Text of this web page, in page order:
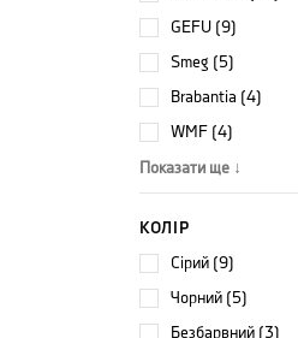
GEFU (9)
Smeg (5)
Brabantia (4)
WMF (4)
Показати ще ↓
КОЛІР
сірий (9)
чорний (5)
безбарвний (3)